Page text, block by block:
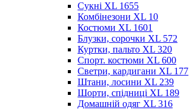
Cукні XL 1655
Комбінезони XL 10
Костюми XL 1601
Блузки, сорочки XL 572
Куртки, пальто XL 320
Спорт. костюми XL 600
Светри, кардигани XL 177
Штани, лосини XL 239
Шорти, спідниці XL 189
Домашній одяг XL 316